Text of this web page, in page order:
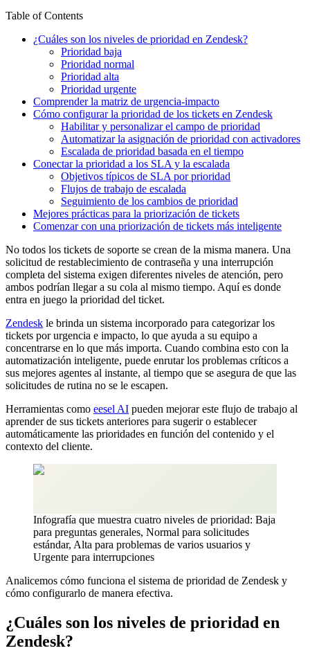
Table of Contents
¿Cuáles son los niveles de prioridad en Zendesk?
Prioridad baja
Prioridad normal
Prioridad alta
Prioridad urgente
Comprender la matriz de urgencia-impacto
Cómo configurar la prioridad de los tickets en Zendesk
Habilitar y personalizar el campo de prioridad
Automatizar la asignación de prioridad con activadores
Escalada de prioridad basada en el tiempo
Conectar la prioridad a los SLA y la escalada
Objetivos típicos de SLA por prioridad
Flujos de trabajo de escalada
Seguimiento de los cambios de prioridad
Mejores prácticas para la priorización de tickets
Comenzar con una priorización de tickets más inteligente
No todos los tickets de soporte se crean de la misma manera. Una
solicitud de restablecimiento de contraseña y una interrupción
completa del sistema exigen diferentes niveles de atención, pero
ambos podrían llegar a su cola al mismo tiempo. Aquí es donde
entra en juego la prioridad del ticket.
Zendesk le brinda un sistema incorporado para categorizar los
tickets por urgencia e impacto, lo que ayuda a su equipo a
concentrarse en lo que más importa. Cuando combina esto con la
automatización inteligente, puede enrutar los problemas críticos a
sus mejores agentes al instante, al tiempo que se asegura de que las
solicitudes de rutina no se le escapen.
Herramientas como eesel AI pueden mejorar este flujo de trabajo al
aprender de sus tickets anteriores para sugerir o establecer
automáticamente las prioridades en función del contenido y el
contexto del cliente.
Infografía que muestra cuatro niveles de prioridad: Baja
para preguntas generales, Normal para solicitudes
estándar, Alta para problemas de varios usuarios y
Urgente para interrupciones
Analicemos cómo funciona el sistema de prioridad de Zendesk y
cómo configurarlo de manera efectiva.
¿Cuáles son los niveles de prioridad en
Zendesk?